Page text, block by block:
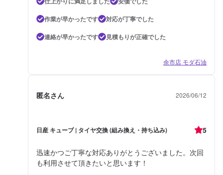
作業が早かったです
対応が丁寧でした
連絡が早かったです
見積もりが正確でした
余市店 モダ石油
匿名さん 2026/06/12
日産 キューブ | タイヤ交換 (組み換え・持ち込み) 5
迅速かつご丁寧な対応ありがとうございました。次回
も利用させて頂きたいと思います！